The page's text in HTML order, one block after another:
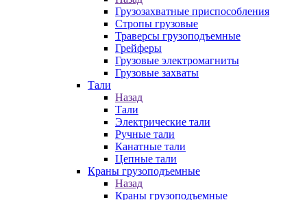
Грузозахватные приспособления
Стропы грузовые
Траверсы грузоподъемные
Грейферы
Грузовые электромагниты
Грузовые захваты
Тали
Назад
Тали
Электрические тали
Ручные тали
Канатные тали
Цепные тали
Краны грузоподъемные
Назад
Краны грузоподъемные